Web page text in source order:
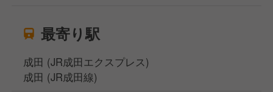
最寄り駅
成田 (JR成田エクスプレス)
成田 (JR成田線)